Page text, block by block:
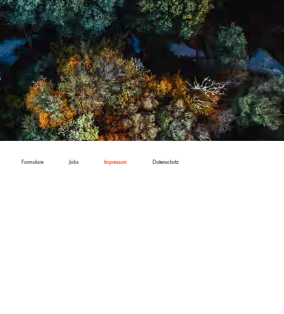
Formulare Jobs Impressum Datenschutz